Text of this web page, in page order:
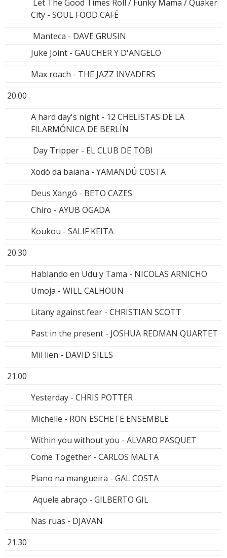
Let The Good Times Roll / Funky Mama / Quaker
City - SOUL FOOD CAFÉ
Manteca - DAVE GRUSIN
Juke Joint - GAUCHER Y D'ANGELO
Max roach - THE JAZZ INVADERS
20.00
A hard day's night - 12 CHELISTAS DE LA
FILARMÓNICA DE BERLÍN
Day Tripper - EL CLUB DE TOBI
Xodó da baiana - YAMANDÚ COSTA
Deus Xangó - BETO CAZES
Chiro - AYUB OGADA
Koukou - SALIF KEITA
20.30
Hablando en Udu y Tama - NICOLAS ARNICHO
Umoja - WILL CALHOUN
Litany against fear - CHRISTIAN SCOTT
Past in the present - JOSHUA REDMAN QUARTET
Mil lien - DAVID SILLS
21.00
Yesterday - CHRIS POTTER
Michelle - RON ESCHETE ENSEMBLE
Within you without you - ALVARO PASQUET
Come Together - CARLOS MALTA
Piano na mangueira - GAL COSTA
Aquele abraço - GILBERTO GIL
Nas ruas - DJAVAN
21.30